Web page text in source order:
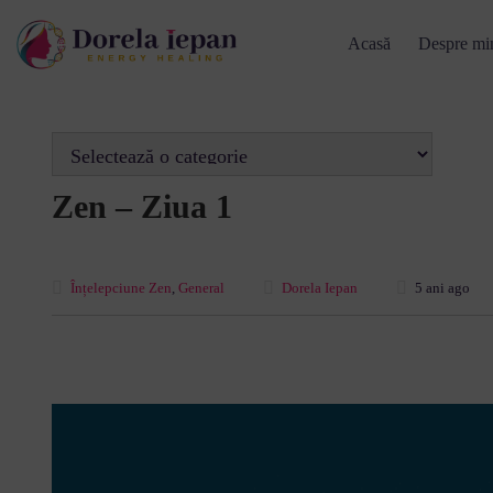
Acasă Despre
Zen – Ziua 1
Înțelepciune Zen, General Dorela Iepan 5 ani ago